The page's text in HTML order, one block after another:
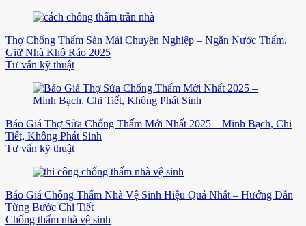
Thợ Chống Thấm Sàn Mái Chuyên Nghiệp – Ngăn Nước Thấm,
Giữ Nhà Khô Ráo 2025
Tư vấn kỹ thuật
Báo Giá Thợ Sửa Chống Thấm Mới Nhất 2025 – Minh Bạch, Chi
Tiết, Không Phát Sinh
Tư vấn kỹ thuật
Báo Giá Chống Thấm Nhà Vệ Sinh Hiệu Quả Nhất – Hướng Dẫn
Từng Bước Chi Tiết
Chống thấm nhà vệ sinh